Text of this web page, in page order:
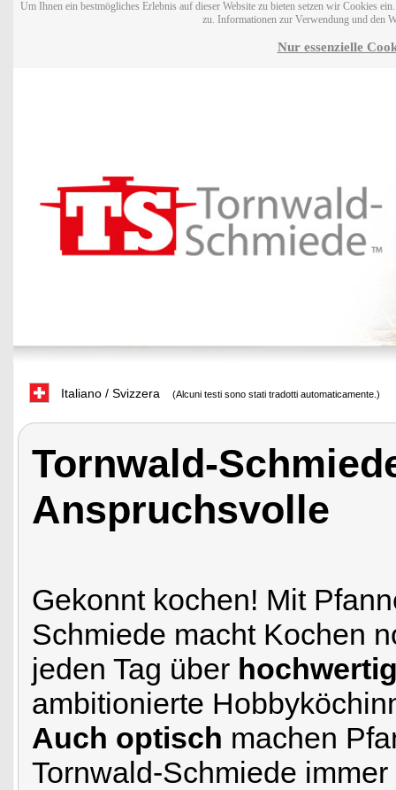
Um Ihnen ein bestmögliches Erlebnis auf dieser Website zu bieten setzen wir Cookies
zu. Informationen zur Verwendung und den
Nur essenzielle
Italiano / Svizzera (Alcuni testi sono stati tradotti automaticamente.)
Tornwald-
Anspruchsvolle
Gekonnt kochen! Mit
Schmiede macht Kochen
jeden Tag über
ambitionierte
Auch optisch machen
Tornwald-Schmiede immer